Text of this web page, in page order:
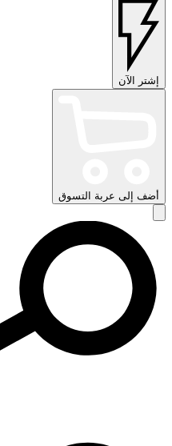
إشتر الآن
أضف إلى عربة التسوق